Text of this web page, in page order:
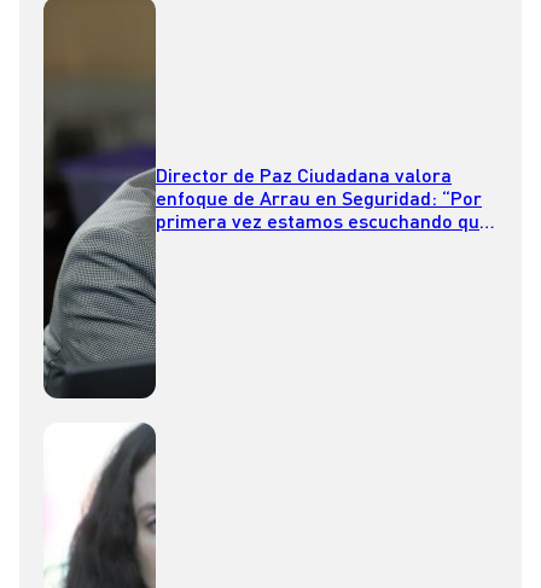
Director de Paz Ciudadana valora
enfoque de Arrau en Seguridad: “Por
primera vez estamos escuchando que